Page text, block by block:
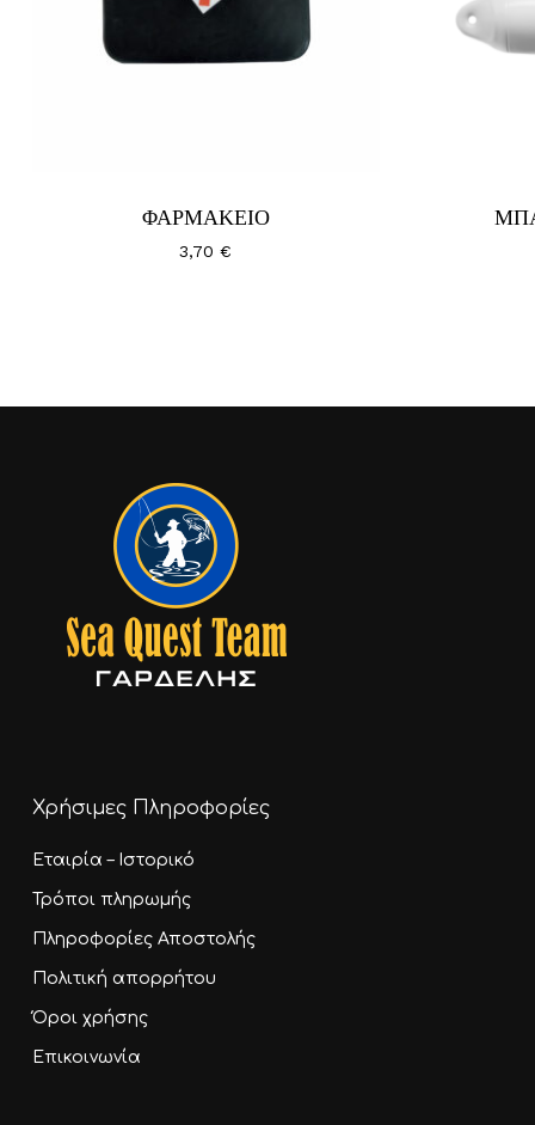
ΦΑΡΜΑΚΕΙΟ
3,70€
Χρήσιμες Πληροφορίες
Εταιρία – Ιστορικό
Τρόποι πληρωμής
Πληροφορίες Αποστολής
Πολιτική απορρήτου
Όροι χρήσης
Επικοινωνία